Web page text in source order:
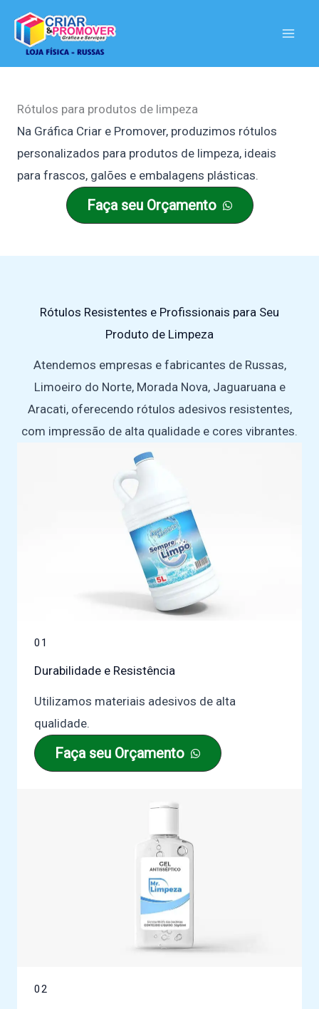
para
Rótulos para produtos de limpeza
Na Gráfica Criar e Promover, produzimos rótulos
personalizados para produtos de limpeza, ideais
para frascos, galões e embalagens plásticas.
Faça seu Orçamento
Rótulos Resistentes e Profissionais para Seu
Produto de Limpeza
Atendemos empresas e fabricantes de Russas,
Limoeiro do Norte, Morada Nova, Jaguaruana e
Aracati, oferecendo rótulos adesivos resistentes,
com impressão de alta qualidade e cores vibrantes.
01
Durabilidade e Resistência
Utilizamos materiais adesivos de alta
qualidade.
Faça seu Orçamento
02